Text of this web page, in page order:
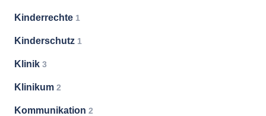
Kinderrechte 1
Kinderschutz 1
Klinik 3
Klinikum 2
Kommunikation 2